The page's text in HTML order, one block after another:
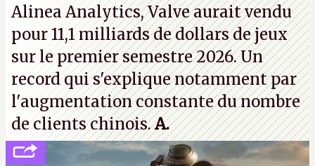
Alinea Analytics, Valve aurait vendu
pour 11,1 milliards de dollars de jeux
sur le premier semestre 2026. Un
record qui s'explique notamment par
l'augmentation constante du nombre
de clients chinois.A.